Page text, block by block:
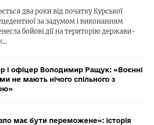
два роки від початку Курської
за задумом і виконанням
бойові дії на територію держави-
і офіцер Володимир Ращук: «Воєнні
не мають нічого спільного з
має бути переможене»: історія